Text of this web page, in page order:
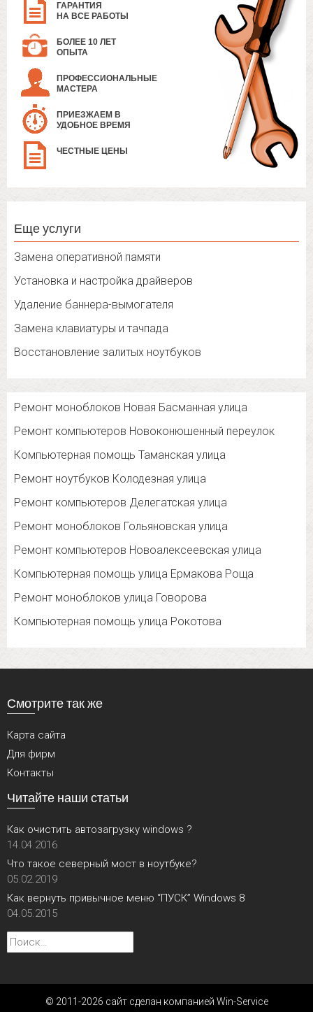
ГАРАНТИЯ
НА ВСЕ РАБОТЫ
БОЛЕЕ 10 ЛЕТ
ОПЫТА
ПРОФЕССИОНАЛЬНЫЕ
МАСТЕРА
ПРИЕЗЖАЕМ В
УДОБНОЕ ВРЕМЯ
ЧЕСТНЫЕ ЦЕНЫ
Еще услуги
Замена оперативной памяти
Установка и настройка драйверов
Удаление баннера-вымогателя
Замена клавиатуры и тачпада
Восстановление залитых ноутбуков
Ремонт моноблоков Новая Басманная улица
Ремонт компьютеров Новоконюшенный переулок
Компьютерная помощь Таманская улица
Ремонт ноутбуков Колодезная улица
Ремонт компьютеров Делегатская улица
Ремонт моноблоков Гольяновская улица
Ремонт компьютеров Новоалексеевская улица
Компьютерная помощь улица Ермакова Роща
Ремонт моноблоков улица Говорова
Компьютерная помощь улица Рокотова
Смотрите так же
Карта сайта
Для фирм
Контакты
Читайте наши статьи
Как очистить автозагрузку windows ?
14.04.2016
Что такое северный мост в ноутбуке?
05.02.2019
Как вернуть привычное меню “ПУСК” Windows 8
04.05.2015
Найти:
© 2011-2026 сайт сделан компанией Win-Service